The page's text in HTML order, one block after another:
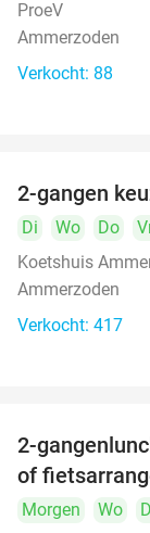
ProeV
Ammerzoden
Verkocht: 88
2-gangen
Di Wo Do
Koetshuis
Ammerzoden
Verkocht: 417
2-
of
Morgen Wo